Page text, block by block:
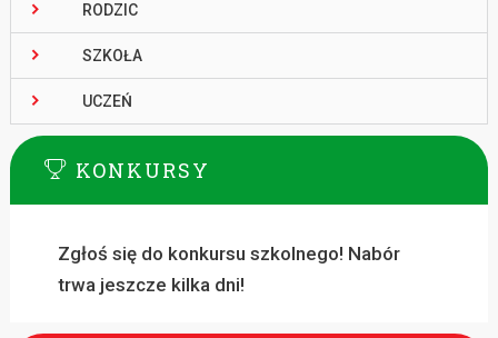
RODZIC
SZKOŁA
UCZEŃ
KONKURSY
Zgłoś się do konkursu szkolnego! Nabór
trwa jeszcze kilka dni!